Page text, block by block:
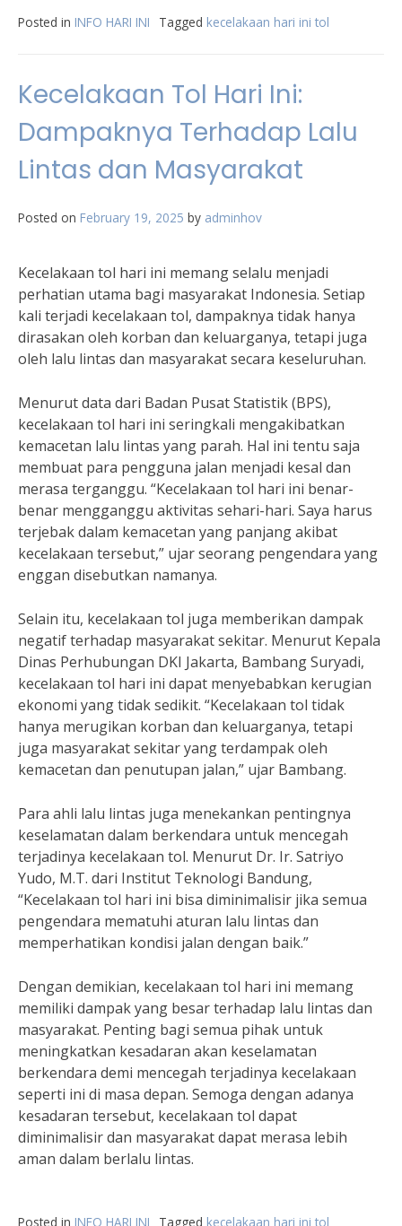
Posted in INFO HARI INI Tagged kecelakaan hari ini tol
Kecelakaan Tol Hari Ini:
Dampaknya Terhadap Lalu
Lintas dan Masyarakat
Posted on February 19, 2025 by adminhov
Kecelakaan tol hari ini memang selalu menjadi
perhatian utama bagi masyarakat Indonesia. Setiap
kali terjadi kecelakaan tol, dampaknya tidak hanya
dirasakan oleh korban dan keluarganya, tetapi juga
oleh lalu lintas dan masyarakat secara keseluruhan.
Menurut data dari Badan Pusat Statistik (BPS),
kecelakaan tol hari ini seringkali mengakibatkan
kemacetan lalu lintas yang parah. Hal ini tentu saja
membuat para pengguna jalan menjadi kesal dan
merasa terganggu. “Kecelakaan tol hari ini benar-
benar mengganggu aktivitas sehari-hari. Saya harus
terjebak dalam kemacetan yang panjang akibat
kecelakaan tersebut,” ujar seorang pengendara yang
enggan disebutkan namanya.
Selain itu, kecelakaan tol juga memberikan dampak
negatif terhadap masyarakat sekitar. Menurut Kepala
Dinas Perhubungan DKI Jakarta, Bambang Suryadi,
kecelakaan tol hari ini dapat menyebabkan kerugian
ekonomi yang tidak sedikit. “Kecelakaan tol tidak
hanya merugikan korban dan keluarganya, tetapi
juga masyarakat sekitar yang terdampak oleh
kemacetan dan penutupan jalan,” ujar Bambang.
Para ahli lalu lintas juga menekankan pentingnya
keselamatan dalam berkendara untuk mencegah
terjadinya kecelakaan tol. Menurut Dr. Ir. Satriyo
Yudo, M.T. dari Institut Teknologi Bandung,
“Kecelakaan tol hari ini bisa diminimalisir jika semua
pengendara mematuhi aturan lalu lintas dan
memperhatikan kondisi jalan dengan baik.”
Dengan demikian, kecelakaan tol hari ini memang
memiliki dampak yang besar terhadap lalu lintas dan
masyarakat. Penting bagi semua pihak untuk
meningkatkan kesadaran akan keselamatan
berkendara demi mencegah terjadinya kecelakaan
seperti ini di masa depan. Semoga dengan adanya
kesadaran tersebut, kecelakaan tol dapat
diminimalisir dan masyarakat dapat merasa lebih
aman dalam berlalu lintas.
Posted in INFO HARI INI Tagged kecelakaan hari ini tol